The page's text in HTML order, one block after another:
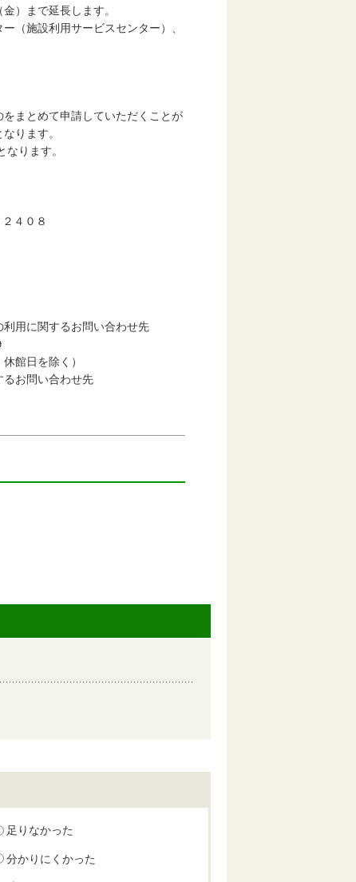
します。
（施設利用サービスセンター）、
まとめて申請していただくことが
ります。
。
４０８
利用に関するお問い合わせ先
除く）
るお問い合わせ先
足りなかった
分かりにくかった